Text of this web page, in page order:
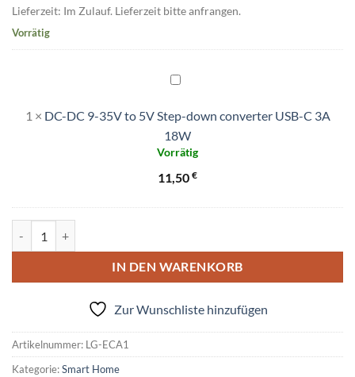
Lieferzeit: Im Zulauf. Lieferzeit bitte anfrangen.
Vorrätig
DC-
9-
35V
to
Step-
down
C
3A
1 × DC-DC 9-35V to 5V Step-down converter USB-C 3A
18W
Vorrätig
11,50 €
IN DEN WARENKORB
Zur Wunschliste hinzufügen
Artikelnummer: LG-ECA1
Kategorie:Smart Home